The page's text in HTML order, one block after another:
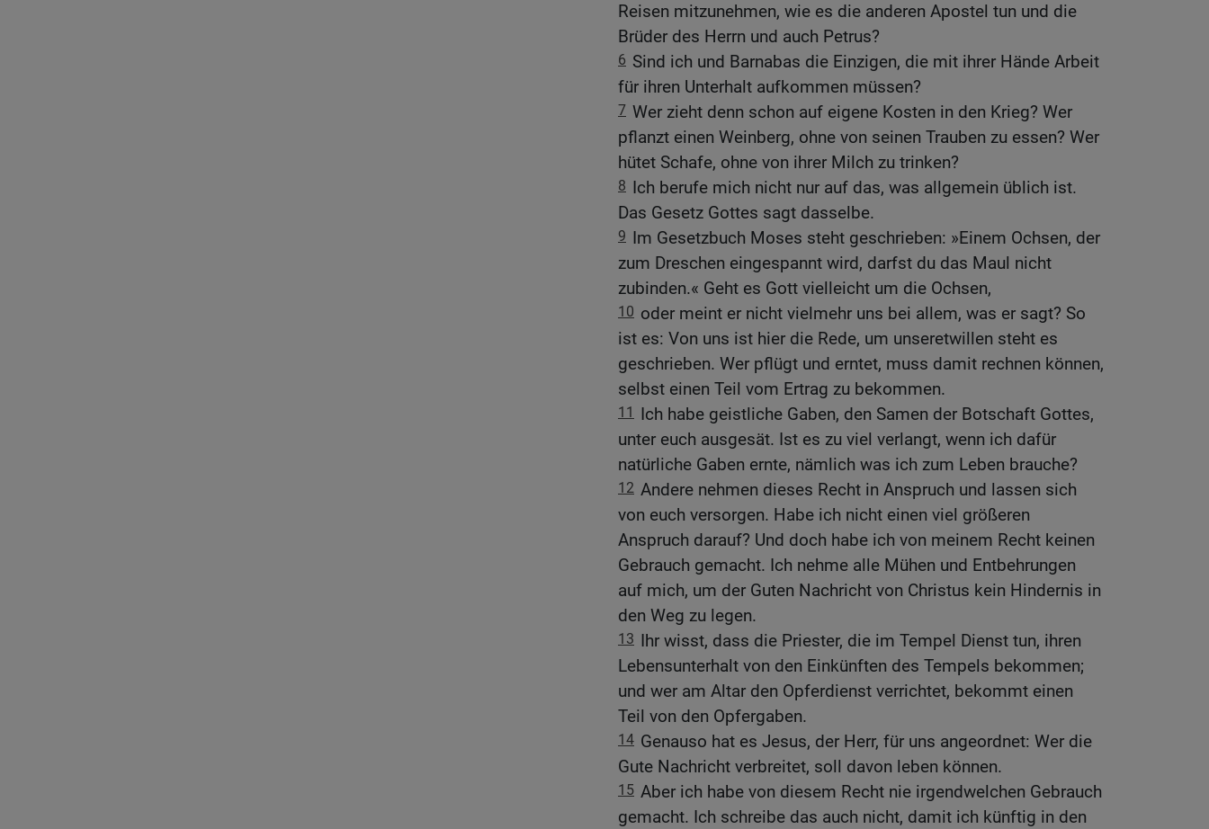
Reisen mitzunehmen, wie es die anderen Apostel tun und die
Brüder des Herrn und auch Petrus?
6 Sind ich und Barnabas die Einzigen, die mit ihrer Hände Arbeit
für ihren Unterhalt aufkommen müssen?
7 Wer zieht denn schon auf eigene Kosten in den Krieg? Wer
pflanzt einen Weinberg, ohne von seinen Trauben zu essen? Wer
hütet Schafe, ohne von ihrer Milch zu trinken?
8 Ich berufe mich nicht nur auf das, was allgemein üblich ist.
Das Gesetz Gottes sagt dasselbe.
9 Im Gesetzbuch Moses steht geschrieben: »Einem Ochsen, der
zum Dreschen eingespannt wird, darfst du das Maul nicht
zubinden.« Geht es Gott vielleicht um die Ochsen,
10 oder meint er nicht vielmehr uns bei allem, was er sagt? So
ist es: Von uns ist hier die Rede, um unseretwillen steht es
geschrieben. Wer pflügt und erntet, muss damit rechnen können,
selbst einen Teil vom Ertrag zu bekommen.
11
Ich habe geistliche Gaben, den Samen der Botschaft Gottes,
unter euch ausgesät. Ist es zu viel verlangt, wenn ich dafür
natürliche Gaben ernte, nämlich was ich zum Leben brauche?
12 Andere nehmen dieses Recht in Anspruch und lassen sich
von euch versorgen. Habe ich nicht einen viel größeren
Anspruch darauf? Und doch habe ich von meinem Recht keinen
Gebrauch gemacht. Ich nehme alle Mühen und Entbehrungen
auf mich, um der Guten Nachricht von Christus kein Hindernis in
den Weg zu legen.
13 Ihr wisst, dass die Priester, die im Tempel Dienst tun, ihren
Lebensunterhalt von den Einkünften des Tempels bekommen;
und wer am Altar den Opferdienst verrichtet, bekommt einen
Teil von den Opfergaben.
14 Genauso hat es Jesus, der Herr, für uns angeordnet: Wer die
Gute Nachricht verbreitet, soll davon leben können.
15 Aber ich habe von diesem Recht nie irgendwelchen Gebrauch
gemacht. Ich schreibe das auch nicht, damit ich künftig in den